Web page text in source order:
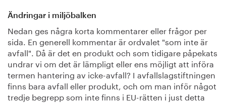
Ändringar i miljöbalken
Nedan ges några korta kommentarer eller frågor per
sida. En generell kommentar är ordvalet "som inte är
avfall". Då är det en produkt och som tidigare påpekats
undrar vi om det är lämpligt eller ens möjligt att införa
termen hantering av icke-avfall? I avfallslagstiftningen
finns bara avfall eller produkt, och om man inför något
tredje begrepp som inte finns i EU-rätten i just detta